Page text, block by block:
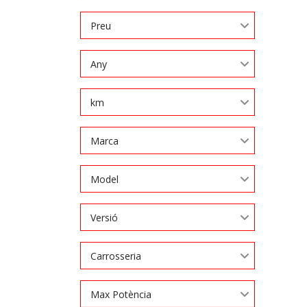
Preu
Any
km
Marca
Model
Versió
Carrosseria
Max Potència